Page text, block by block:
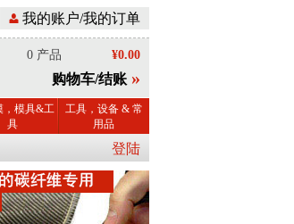
我的账户/我的订单
0 产品 ¥0.00
购物车/结账 »
，模具&工
具
工具，设备 & 常
用品
登陆